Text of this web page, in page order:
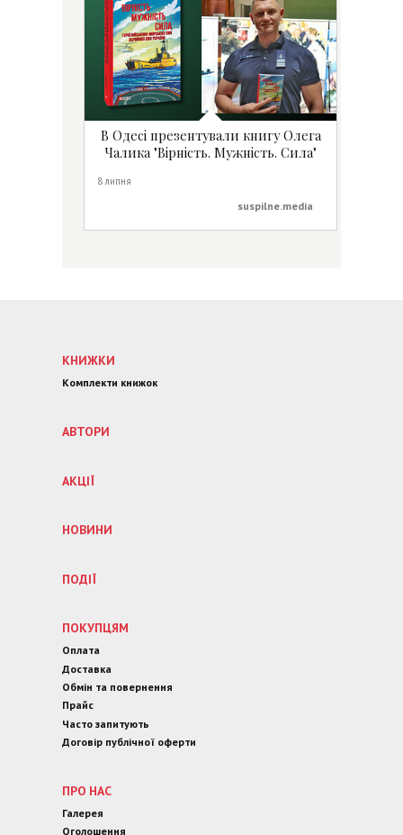
В Одесі презентували книгу Олега
Чалика "Вірність. Мужність. Сила"
8 липня
suspilne.media
КНИЖКИ
Комплекти книжок
АВТОРИ
АКЦІЇ
НОВИНИ
ПОДІЇ
ПОКУПЦЯМ
Оплата
Доставка
Обмін та повернення
Прайс
Часто запитують
Договір публічної оферти
ПРО НАС
Галерея
Оголошення